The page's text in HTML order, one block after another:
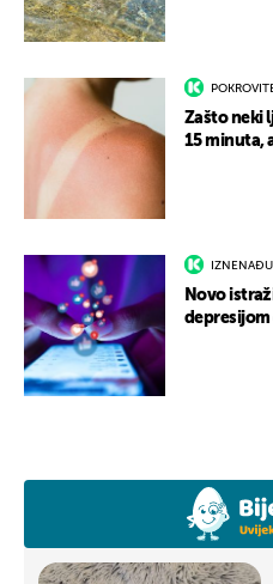
Zašto neki
15 minuta,
Novo
depresijom